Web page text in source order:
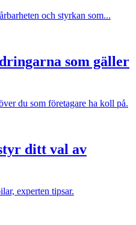
och styrkan som...
som gäller
du som företagare ha koll på.
ditt val av
experten tipsar.